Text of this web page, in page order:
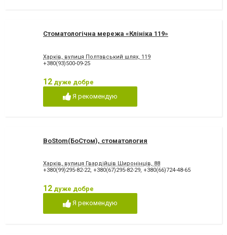
Стоматологічна мережа «Клініка 119»
Харків, вулиця Полтавський шлях, 119
+380(93)500-09-25
12 дуже добре
Я рекомендую
BoStom(БоСтом), стоматология
Харків, вулиця Гвардійців Широнінців, 88
+380(99)295-82-22, +380(67)295-82-29, +380(66)724-48-65
12 дуже добре
Я рекомендую